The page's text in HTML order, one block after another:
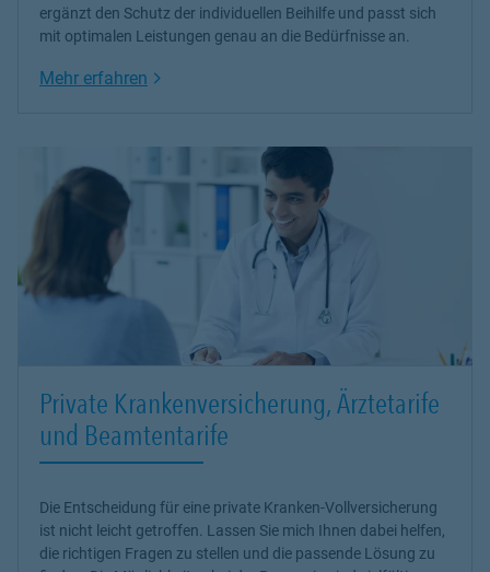
ergänzt den Schutz der individuellen Beihilfe und passt sich
mit optimalen Leistungen genau an die Bedürfnisse an.
Mehr erfahren Link Opens in New Tab
Private Krankenversicherung, Ärztetarife
und Beamtentarife
Die Entscheidung für eine private Kranken-Vollversicherung
ist nicht leicht getroffen. Lassen Sie mich Ihnen dabei helfen,
die richtigen Fragen zu stellen und die passende Lösung zu